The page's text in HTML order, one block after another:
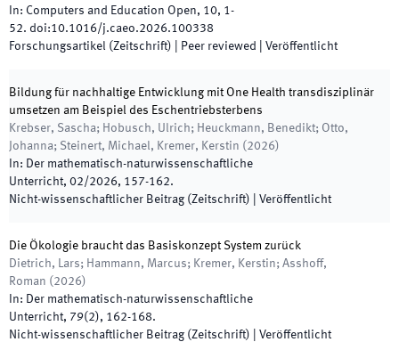
In: Computers and Education Open, 10, 1-
52. doi:10.1016/j.caeo.2026.100338
Forschungsartikel (Zeitschrift) | Peer reviewed Veröffentlicht
Bildung für nachhaltige Entwicklung mit One Health transdisziplinär
umsetzen am Beispiel des Eschentriebsterbens
Krebser, Sascha; Hobusch, Ulrich; Heuckmann, Benedikt; Otto,
Johanna; Steinert, Michael, Kremer, Kerstin ( 2026)
In: Der mathematisch-naturwissenschaftliche
Unterricht, 02/2026, 157-162.
Nicht-wissenschaftlicher Beitrag (Zeitschrift)
Veröffentlicht
Die Ökologie braucht das Basiskonzept System zurück
Dietrich, Lars; Hammann, Marcus; Kremer, Kerstin; Asshoff,
Roman ( 2026)
In: Der mathematisch-naturwissenschaftliche
Unterricht, 79(2), 162-168.
Nicht-wissenschaftlicher Beitrag (Zeitschrift)
Veröffentlicht